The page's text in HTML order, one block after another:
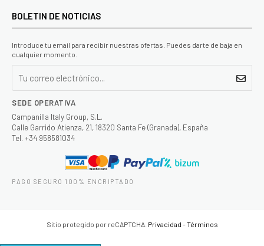
BOLETIN DE NOTICIAS
Introduce tu email para recibir nuestras ofertas. Puedes darte de baja en
cualquier momento.
SEDE OPERATIVA
Campanilla Italy Group, S.L.
Calle Garrido Atienza, 21, 18320 Santa Fe (Granada), España
Tel. +34 958581034
PAGO SEGURO 100% ENCRIPTADO
Sitio protegido por reCAPTCHA. Privacidad -Términos